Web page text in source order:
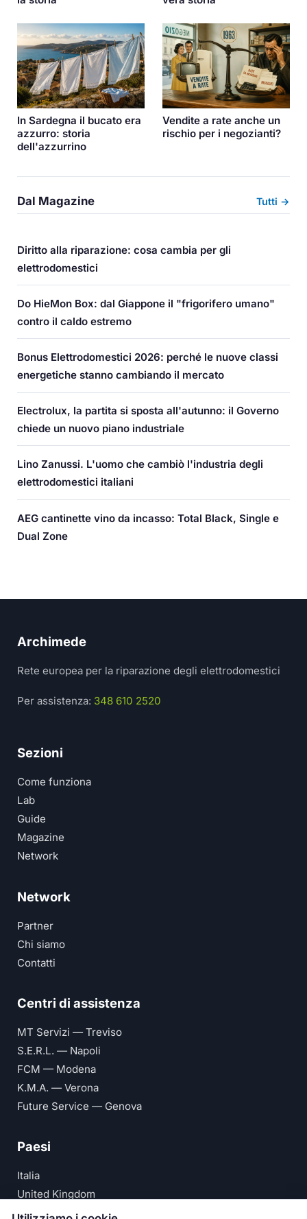
In Sardegna il bucato era
azzurro: storia
dell'azzurrino
Vendite a rate anche un
rischio per i negozianti?
Dal Magazine Tutti →
Diritto alla riparazione: cosa cambia per gli
elettrodomestici
Do HieMon Box: dal Giappone il "frigorifero umano"
contro il caldo estremo
Bonus Elettrodomestici 2026: perché le nuove classi
energetiche stanno cambiando il mercato
Electrolux, la partita si sposta all'autunno: il Governo
chiede un nuovo piano industriale
Lino Zanussi. L'uomo che cambiò l'industria degli
elettrodomestici italiani
AEG cantinette vino da incasso: Total Black, Single e
Dual Zone
Archimede
Rete europea per la riparazione degli elettrodomestici
Per assistenza: 348 610 2520
Sezioni
Come funziona
Lab
Guide
Magazine
Network
Network
Partner
Chi siamo
Contatti
Centri di assistenza
MT Servizi — Treviso
S.E.R.L. — Napoli
FCM — Modena
K.M.A. — Verona
Future Service — Genova
Paesi
Italia
United Kingdom
Deutschland